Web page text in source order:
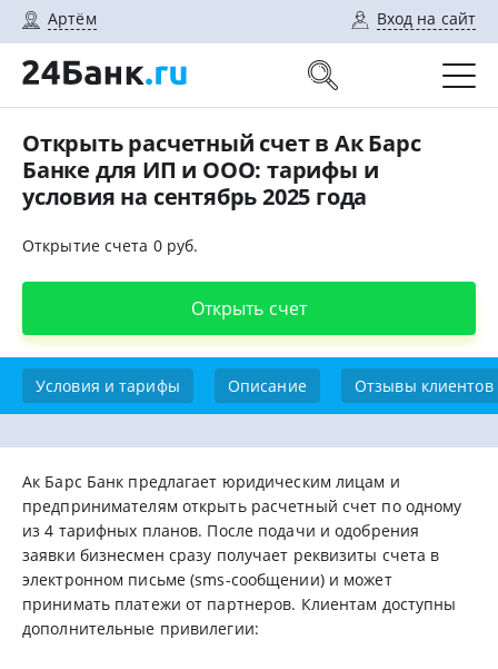
Артём Вход на сайт
Открыть расчетный счет в Ак Барс
Банке для ИП и ООО: тарифы и
условия на сентябрь 2025 года
Открытие счета 0 руб.
Открыть счет
Условия и тарифы Описание Отзывы клиентов
Ак Барс Банк предлагает юридическим лицам и
предпринимателям открыть расчетный счет по одному
из 4 тарифных планов. После подачи и одобрения
заявки бизнесмен сразу получает реквизиты счета в
электронном письме (sms-сообщении) и может
принимать платежи от партнеров. Клиентам доступны
дополнительные привилегии: